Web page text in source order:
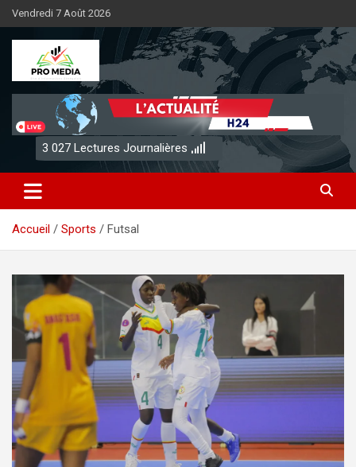
Aller
au
contenu
Vendredi 7 Août 2026
Sénégal Promedia
3 027 Lectures Journalières
Accueil Sports Futsal